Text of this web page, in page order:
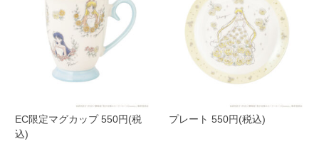
EC限定マグカップ 550円(税
込)
プレート 550円(税込)